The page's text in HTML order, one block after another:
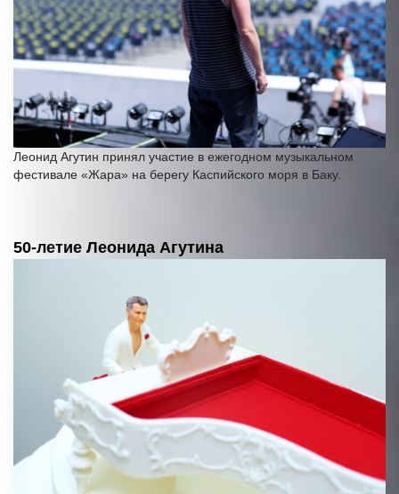
Леонид Агутин принял участие в ежегодном музыкальном
фестивале «Жара» на берегу Каспийского моря в Баку.
50-летие Леонида Агутина